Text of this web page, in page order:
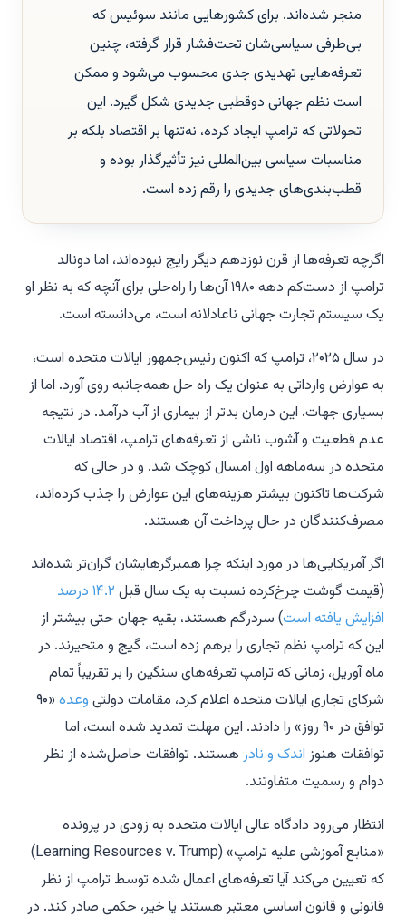
منجر شده‌اند. برای کشورهایی مانند سوئیس که
بی‌طرفی سیاسی‌شان تحت‌فشار قرار گرفته، چنین
تعرفه‌هایی تهدیدی جدی محسوب می‌شود و ممکن
است نظم جهانی دوقطبی جدیدی شکل گیرد. این
تحولاتی که ترامپ ایجاد کرده، نه‌تنها بر اقتصاد بلکه بر
مناسبات سیاسی بین‌المللی نیز تأثیرگذار بوده و
قطب‌بندی‌های جدیدی را رقم زده است.
اگرچه تعرفه‌ها از قرن نوزدهم دیگر رایج نبوده‌اند، اما دونالد
ترامپ از دست‌کم دهه ۱۹۸۰ آن‌ها را راه‌حلی برای آنچه که به نظر او
یک سیستم تجارت جهانی ناعادلانه است، می‌دانسته است.
در سال ۲۰۲۵، ترامپ که اکنون رئیس‌جمهور ایالات متحده است،
به عوارض وارداتی به عنوان یک راه حل همه‌جانبه روی آورد. اما از
بسیاری جهات، این درمان بدتر از بیماری از آب درآمد. در نتیجه
عدم قطعیت و آشوب ناشی از تعرفه‌های ترامپ، اقتصاد ایالات
متحده در سه‌ماهه اول امسال کوچک شد. و در حالی که
شرکت‌ها تاکنون بیشتر هزینه‌های این عوارض را جذب کرده‌اند،
مصرف‌کنندگان در حال پرداخت آن هستند.
اگر آمریکایی‌ها در مورد اینکه چرا همبرگرهایشان گران‌تر شده‌اند
(قیمت گوشت چرخ‌کرده نسبت به یک سال قبل
۱۴.۲ درصد
افزایش یافته است) سردرگم هستند، بقیه جهان حتی بیشتر از
این که ترامپ نظم تجاری را برهم زده است، گیج و متحیرند. در
ماه آوریل، زمانی که ترامپ تعرفه‌های سنگین را بر تقریباً تمام
شرکای تجاری ایالات متحده اعلام کرد، مقامات دولتی وعده «۹۰
توافق در ۹۰ روز» را دادند. این مهلت تمدید شده است، اما
توافقات هنوز اندک و نادر هستند. توافقات حاصل‌شده از نظر
دوام و رسمیت متفاوتند.
انتظار می‌رود دادگاه عالی ایالات متحده به زودی در پرونده
«منابع آموزشی علیه ترامپ» (Learning Resources v. Trump)
که تعیین می‌کند آیا تعرفه‌های اعمال شده توسط ترامپ از نظر
قانونی و قانون اساسی معتبر هستند یا خیر، حکمی صادر کند. در